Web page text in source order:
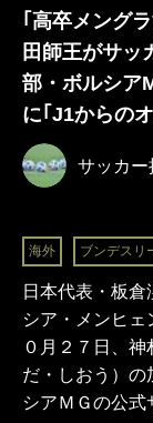
｢高卒メング
田師王がサッ
部・ボルシア
に｢J1からの
サッカー
海外 ブンデスリ
日本代表・板
シア・メンヒェ
０月２７日、神
だ・しおう）
シアＭＧの公